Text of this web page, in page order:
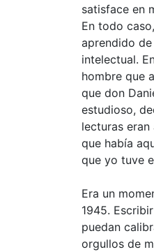
satisface en
En todo
aprendido
intelectual.
hombre que
que don
estudioso,
lecturas
que había
que yo tuve
Era un
1945.
puedan
orgullos de